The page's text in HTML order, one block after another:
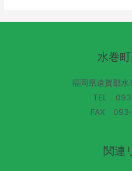
水巻
福岡県遠賀郡
TEL
FAX
関連